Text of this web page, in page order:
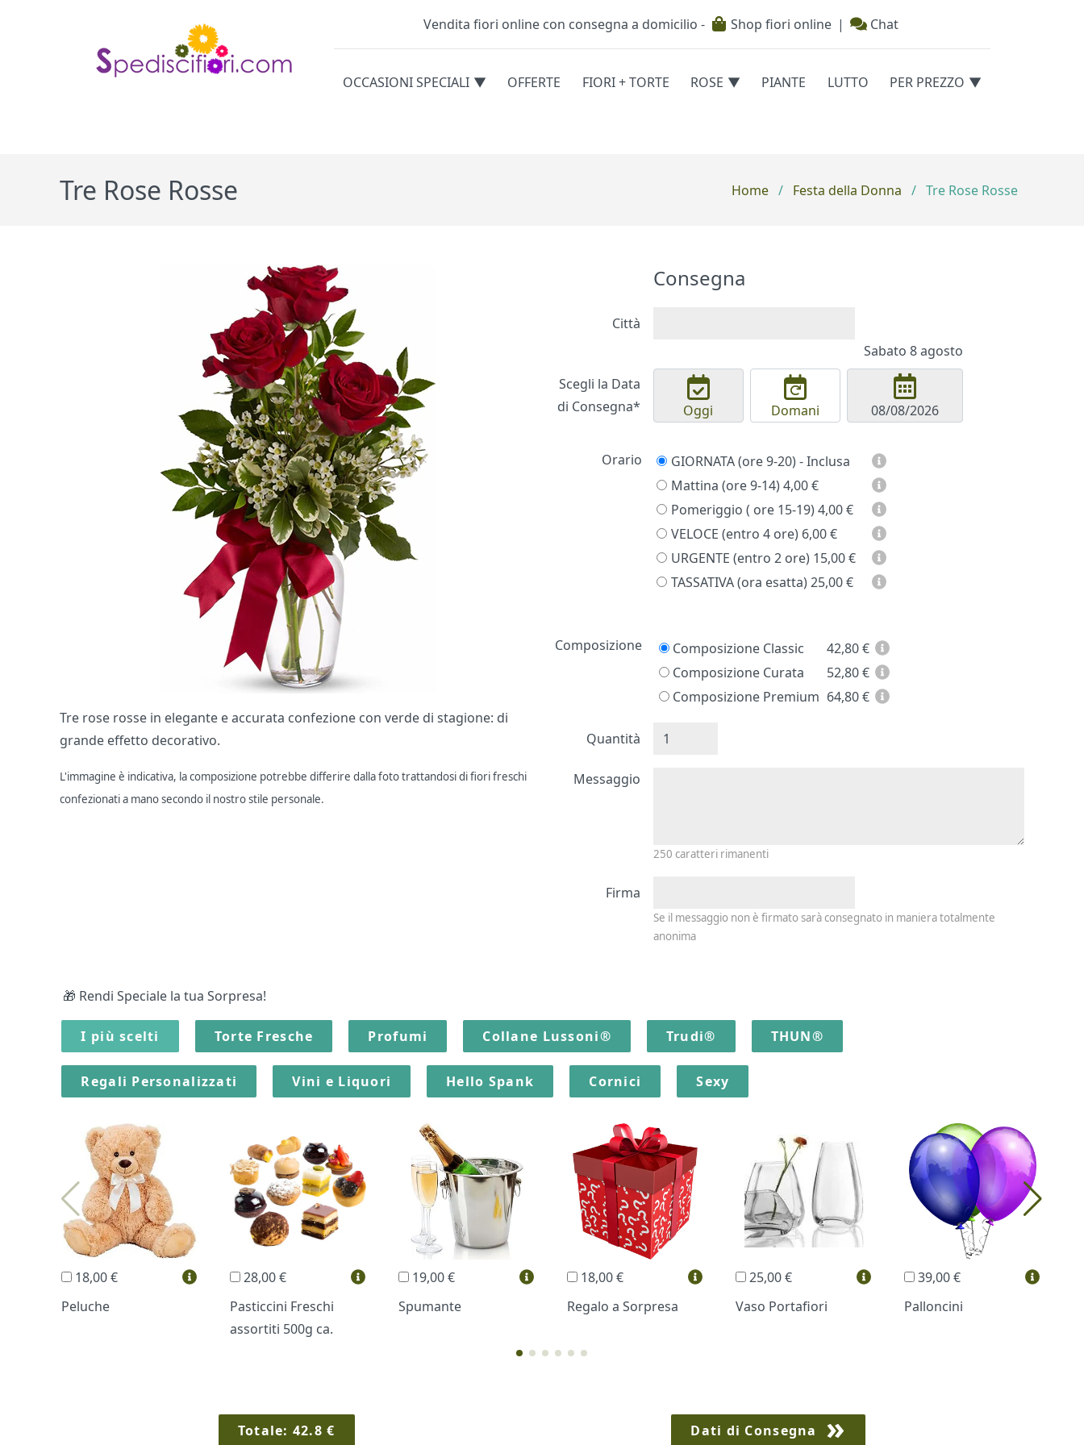
Testata
Vendita fiori online con consegna a domicilio - Shop fiori online | Chat
Categorie
OCCASIONI SPECIALI OFFERTE FIORI + TORTE ROSE PIANTE LUTTO PER PREZZO
Tre Rose Rosse Home / Festa della Donna / Tre Rose Rosse
Tre rose rosse in elegante e accurata confezione con verde di stagione: di
grande effetto decorativo.
L'immagine è indicativa, la composizione potrebbe differire dalla foto trattandosi di fiori freschi
confezionati a mano secondo il nostro stile personale.
Consegna
Città
Sabato 8 agosto
Scegli la Data
di Consegna*
Oggi Domani
Orario
GIORNATA (ore 9-20) - Inclusa
Mattina (ore 9-14)4,00 €
Pomeriggio ( ore 15-19)4,00 €
VELOCE (entro 4 ore) 6,00 €
URGENTE (entro 2 ore) 15,00 €
TASSATIVA (ora esatta)25,00 €
Prezzo
Composizione Composizione Classic 42,80€
Composizione Curata
52,80€
Composizione Premium 64,80€
Quantità
Messaggio
250 caratteri rimanenti
Firma
Se il messaggio non è firmato sarà consegnato in maniera totalmente
anonima
🎁 Rendi Speciale la tua Sorpresa!
I più scelti Torte Fresche Profumi Collane Lussoni® Trudi® THUN®
Regali Personalizzati Vini e Liquori Hello Spank Cornici Sexy
18,00 €
Peluche
28,00 €
Pasticcini Freschi
assortiti 500g ca.
19,00 €
Spumante
18,00 €
Regalo a Sorpresa
25,00 €
Vaso Portafiori
39,00 €
Palloncini
Totale: 42.8 € Dati di Consegna